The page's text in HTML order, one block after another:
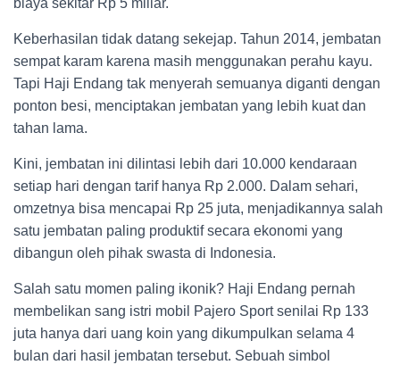
biaya sekitar Rp 5 miliar.
Keberhasilan tidak datang sekejap. Tahun 2014, jembatan
sempat karam karena masih menggunakan perahu kayu.
Tapi Haji Endang tak menyerah semuanya diganti dengan
ponton besi, menciptakan jembatan yang lebih kuat dan
tahan lama.
Kini, jembatan ini dilintasi lebih dari 10.000 kendaraan
setiap hari dengan tarif hanya Rp 2.000. Dalam sehari,
omzetnya bisa mencapai Rp 25 juta, menjadikannya salah
satu jembatan paling produktif secara ekonomi yang
dibangun oleh pihak swasta di Indonesia.
Salah satu momen paling ikonik? Haji Endang pernah
membelikan sang istri mobil Pajero Sport senilai Rp 133
juta hanya dari uang koin yang dikumpulkan selama 4
bulan dari hasil jembatan tersebut. Sebuah simbol